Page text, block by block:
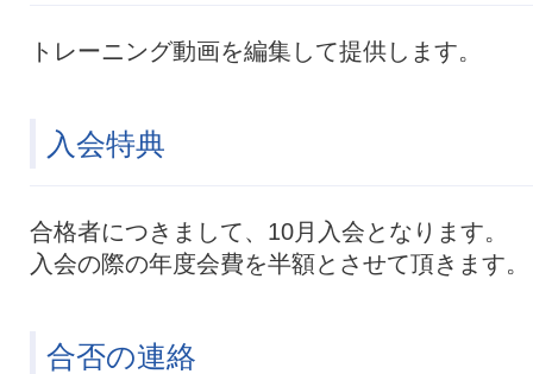
トレーニング動画を編集して提供します。
入会特典
合格者につきまして、10月入会となります。
入会の際の年度会費を半額とさせて頂きます。
合否の連絡